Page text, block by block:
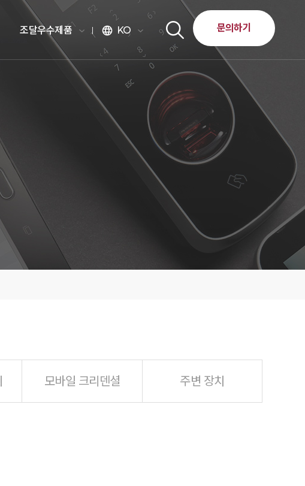
조달우수제품 language KO 문의하기
모바일 크리덴셜 주변 장치